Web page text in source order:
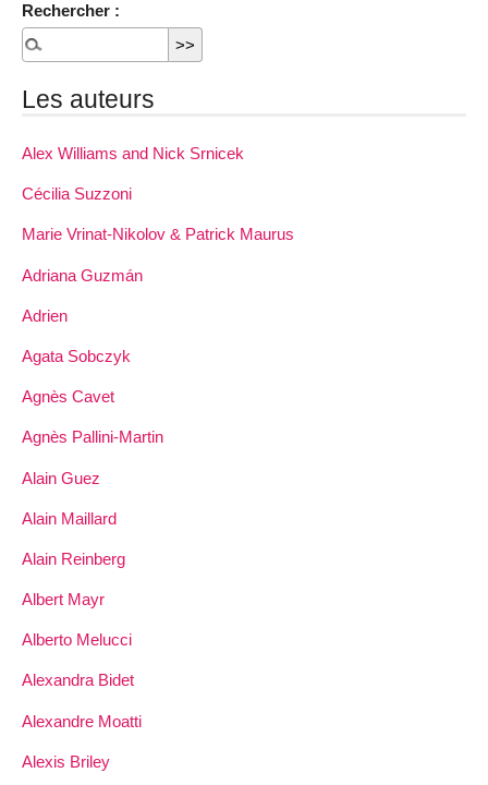
Rechercher :
Les auteurs
Alex Williams and Nick Srnicek
Cécilia Suzzoni
Marie Vrinat-Nikolov & Patrick Maurus
Adriana Guzmán
Adrien
Agata Sobczyk
Agnès Cavet
Agnès Pallini-Martin
Alain Guez
Alain Maillard
Alain Reinberg
Albert Mayr
Alberto Melucci
Alexandra Bidet
Alexandre Moatti
Alexis Briley